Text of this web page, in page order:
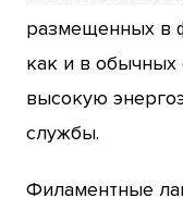
размещенных в
как и в
высокую
службы.
Филаментные